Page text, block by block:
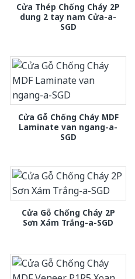
Cửa Thép Chống Cháy 2P
dung 2 tay nam Cửa-a-
SGD
Cửa Gỗ Chống Cháy MDF
Laminate van ngang-a-
SGD
Cửa Gỗ Chống Cháy 2P
Sơn Xám Trắng-a-SGD